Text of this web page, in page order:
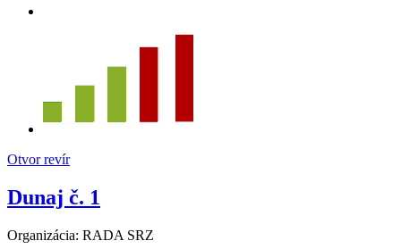
Otvor revír
Dunaj č. 1
Organizácia: RADA SRZ